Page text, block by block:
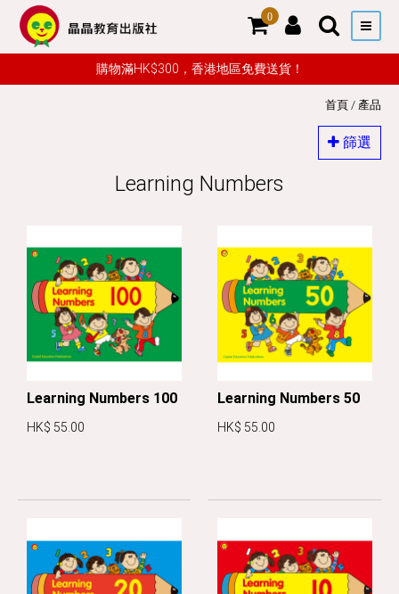
0
購物滿HK$300，香港地區免費送貨！
首頁 / 產品
篩選
Learning Numbers
Learning Numbers 100
HK$ 55.00
Learning Numbers 50
HK$ 55.00